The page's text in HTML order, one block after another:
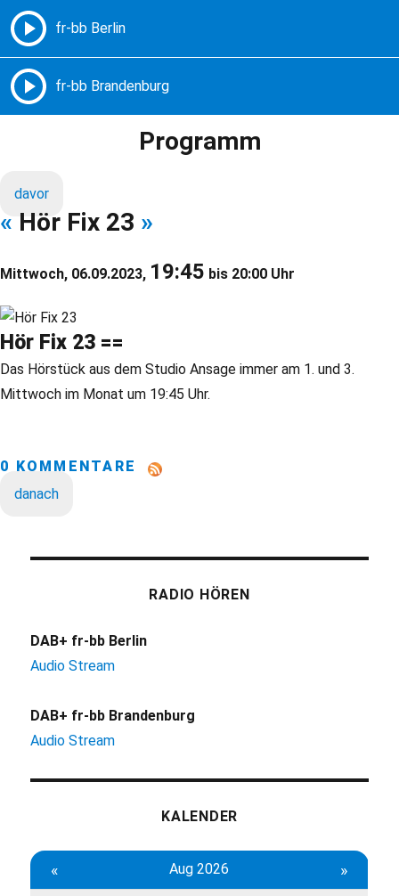
Freie Radios – Berlin Brandenburg
Programm
davor
« Hör Fix 23 »
Mittwoch, 06.09.2023, 19:45 bis 20:00 Uhr
Hör Fix 23 ==
Das Hörstück aus dem Studio Ansage immer am 1. und 3.
Mittwoch im Monat um 19:45 Uhr.
0 KOMMENTARE
danach
RADIO HÖREN
DAB+ fr-bb Berlin
Audio Stream
DAB+ fr-bb Brandenburg
Audio Stream
KALENDER
« Aug 2026 »